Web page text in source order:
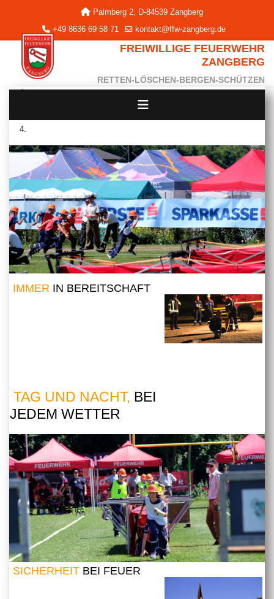
Palmberg 2, D-84539 Zangberg
+49 8636 69 58 71
kontakt@ffw-zangberg.de
FREIWILLIGE FEUERWEHR
ZANGBERG
RETTEN-LÖSCHEN-BERGEN-SCHÜTZEN
IMMER IN BEREITSCHAFT
TAG UND NACHT, BEI
JEDEM WETTER
SICHERHEIT BEI FEUER